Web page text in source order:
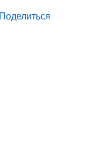
Поделиться